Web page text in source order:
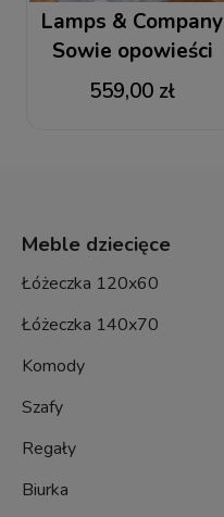
Lamps & Company
Sowie opowieści
Lampa podłogowa
559,00 zł
Meble dziecięce
Łóżeczka 120x60
Łóżeczka 140x70
Komody
Szafy
Regały
Biurka